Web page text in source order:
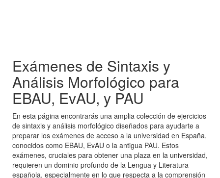
Exámenes de Sintaxis y
Análisis Morfológico para
EBAU, EvAU, y PAU
En esta página encontrarás una amplia colección de ejercicios
de sintaxis y análisis morfológico diseñados para ayudarte a
preparar los exámenes de acceso a la universidad en España,
conocidos como EBAU, EvAU o la antigua PAU. Estos
exámenes, cruciales para obtener una plaza en la universidad,
requieren un dominio profundo de la Lengua y Literatura
española, especialmente en lo que respecta a la comprensión